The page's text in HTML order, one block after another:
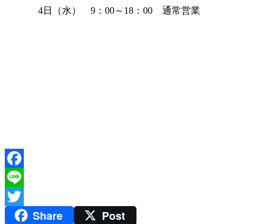
4日（水） 9：00～18：00 通常営業
Facebook
Line
Twitter Share Post